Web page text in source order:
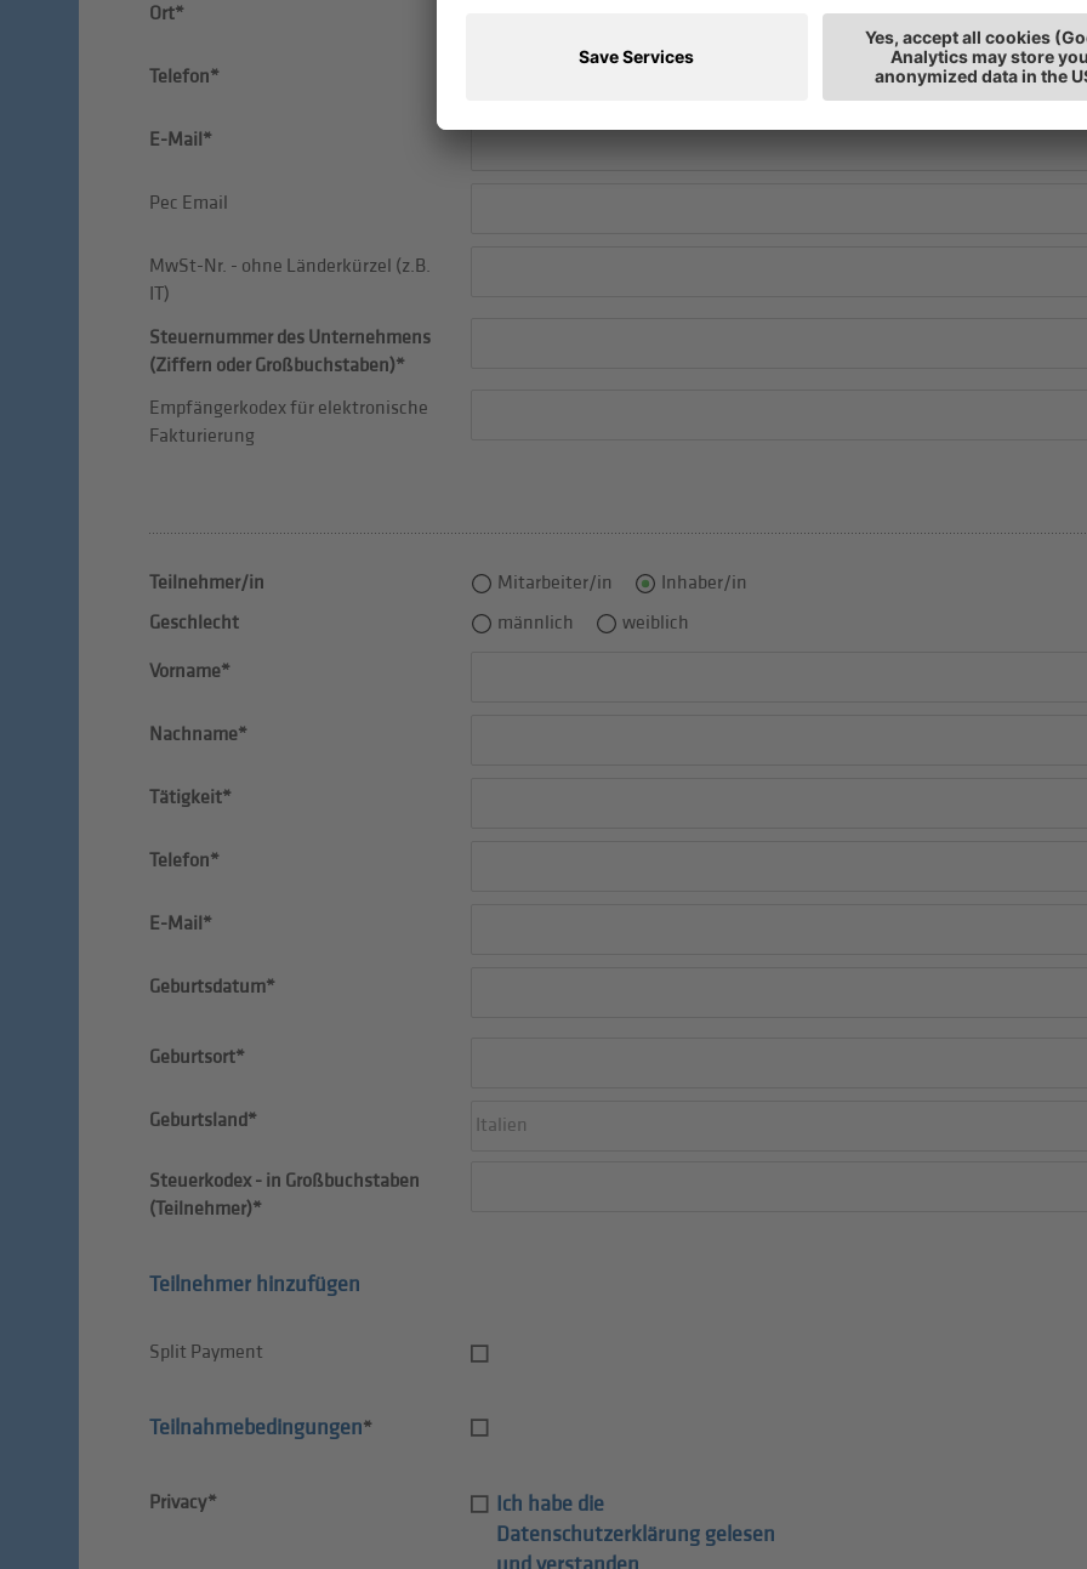
Ort*
Telefon*
E-Mail*
Pec Email
MwSt-Nr. - ohne Länderkürzel (z.B.
IT)
Steuernummer des Unternehmens
(Ziffern oder Großbuchstaben)*
Empfängerkodex für elektronische
Fakturierung
Teilnehmer/in Mitarbeiter/in
Inhaber/in
Geschlecht
männlich weiblich
Vorname*
Nachname*
Tätigkeit*
Telefon*
E-Mail*
Geburtsdatum*
Geburtsort*
Geburtsland* Italien
Steuerkodex - in Großbuchstaben
(Teilnehmer)*
Teilnehmer hinzufügen
Split Payment
Teilnahmebedingungen*
Privacy*
Ich habe die
Datenschutzerklärung gelesen